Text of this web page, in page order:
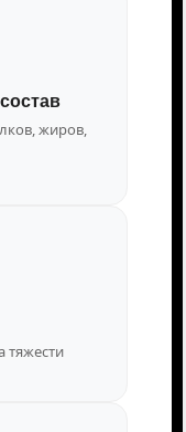
жиров,
тяжести